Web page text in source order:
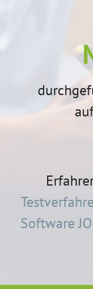
Software